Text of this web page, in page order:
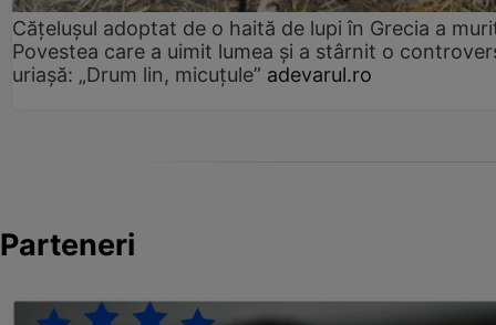
Cățelușul adoptat de o haită de lupi în Grecia a
Povestea care a uimit lumea și a stârnit o
uriașă: „Drum lin, micuțule” adevarul.ro
Parteneri